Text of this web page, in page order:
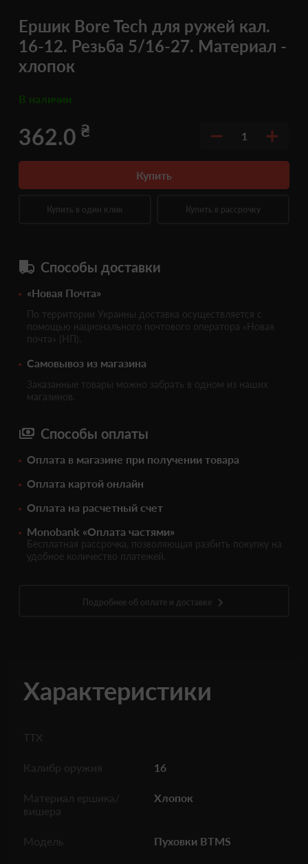
Ершик Bore Tech для ружей кал.
16-12. Резьба 5/16-27. Материал -
хлопок
В наличии
362.0 ₴ 1
Купить
Купить в один клик Купить в рассрочку
Способы доставки
«Новая Почта»
По территории Украины доставка осуществляется с
помощью национального почтового оператора «Новая
почта» (НП).
Самовывоз из магазина
Заказанные товары можно забрать в одном из наших
магазинов.
Способы оплаты
Оплата в магазине при получении товара
Оплата картой онлайн
Оплата на расчетный счет
Monobank «Оплата частями»
Бесплатная рассрочка, позволяющая разбить покупку на
удобное количество платежей.
Подробнее об оплате и доставке
Характеристики
ТТХ
Калибр оружия 16
Материал ершика/
вишера
Хлопок
Модель Пуховки BTMS